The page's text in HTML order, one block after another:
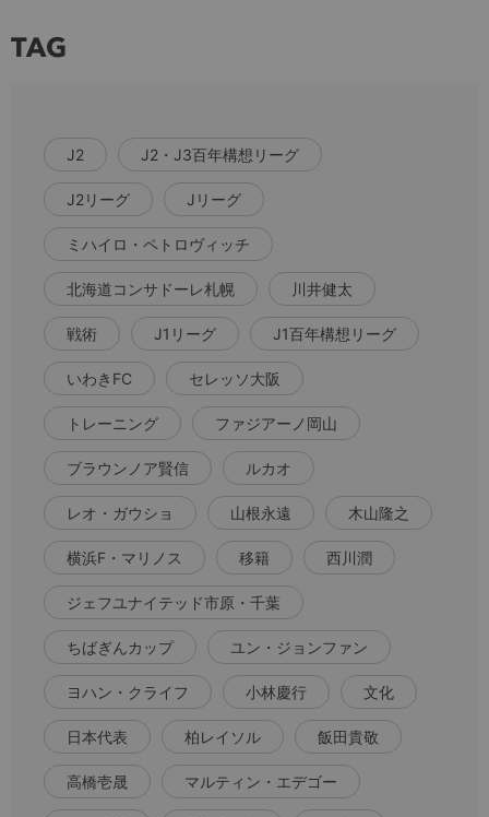
TAG
J2 J2・J3百年構想リーグ
J2リーグ Jリーグ
ミハイロ・ペトロヴィッチ
北海道コンサドーレ札幌 川井健太
戦術 J1リーグ J1百年構想リーグ
いわきFC セレッソ大阪
トレーニング ファジアーノ岡山
ブラウンノア賢信 ルカオ
レオ・ガウショ 山根永遠 木山隆之
横浜F・マリノス 移籍 西川潤
ジェフユナイテッド市原・千葉
ちばぎんカップ ユン・ジョンファン
ヨハン・クライフ 小林慶行 文化
日本代表 柏レイソル 飯田貴敬
高橋壱晟 マルティン・エデゴー